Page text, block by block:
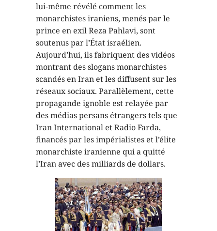
lui-même révélé comment les
monarchistes iraniens, menés par le
prince en exil Reza Pahlavi, sont
soutenus par l’État israélien.
Aujourd’hui, ils fabriquent des vidéos
montrant des slogans monarchistes
scandés en Iran et les diffusent sur les
réseaux sociaux. Parallèlement, cette
propagande ignoble est relayée par
des médias persans étrangers tels que
Iran International et Radio Farda,
financés par les impérialistes et l’élite
monarchiste iranienne qui a quitté
l’Iran avec des milliards de dollars.